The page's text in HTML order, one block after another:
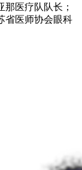
医疗队队长；
省医师协会眼科